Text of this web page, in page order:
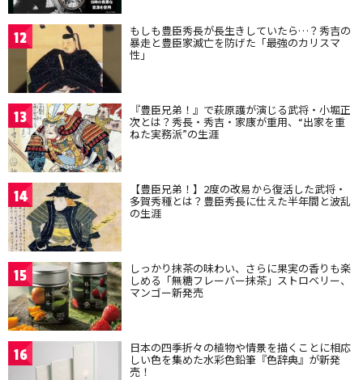
12 もしも豊臣秀長が長生きしていたら…？秀吉の
暴走と豊臣家滅亡を防げた「最強のカリスマ
性」
13 『豊臣兄弟！』で萩原護が演じる武将・小堀正
次とは？秀長・秀吉・家康が重用、“出家を重
ねた実務派”の生涯
14 【豊臣兄弟！】2度の改易から復活した武将・
多賀秀種とは？豊臣秀長に仕えた半年間と波乱
の生涯
15 しっかり抹茶の味わい、さらに果実の香りも楽
しめる「無糖フレーバー抹茶」ストロベリー、
マンゴー新発売
16 日本の四季折々の植物や情景を描くことに相応
しい色を集めた水彩色鉛筆『色辞典』が新発
売！